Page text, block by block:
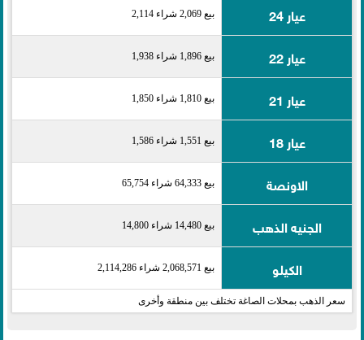
عيار 24
بيع 2,069 شراء 2,114
عيار 22 بيع 1,896 شراء 1,938
عيار 21 بيع 1,810 شراء 1,850
عيار 18 بيع 1,551 شراء 1,586
الاونصة بيع 64,333 شراء 65,754
الجنيه الذهب بيع 14,480 شراء 14,800
الكيلو بيع 2,068,571 شراء 2,114,286
سعر الذهب بمحلات الصاغة تختلف بين منطقة وأخرى